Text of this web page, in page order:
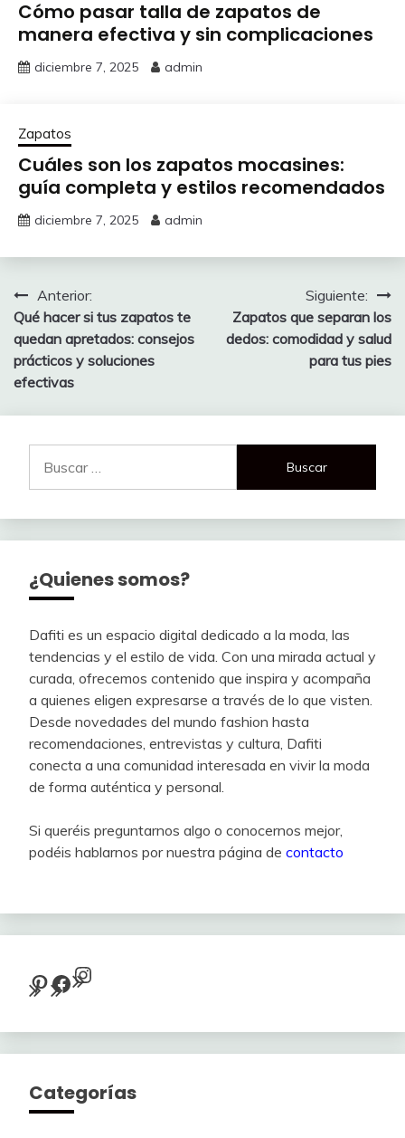
Cómo pasar talla de zapatos de
manera efectiva y sin complicaciones
diciembre 7, 2025 admin
Zapatos
Cuáles son los zapatos mocasines:
guía completa y estilos recomendados
diciembre 7, 2025 admin
Navegación
de
entradas
Anterior:
Qué hacer si tus zapatos te
quedan apretados: consejos
prácticos y soluciones
efectivas
Siguiente:
Zapatos que separan los
dedos: comodidad y salud
para tus pies
¿Quienes somos?
Dafiti es un espacio digital dedicado a la moda, las
tendencias y el estilo de vida. Con una mirada actual y
curada, ofrecemos contenido que inspira y acompaña
a quienes eligen expresarse a través de lo que visten.
Desde novedades del mundo fashion hasta
recomendaciones, entrevistas y cultura, Dafiti
conecta a una comunidad interesada en vivir la moda
de forma auténtica y personal.
Si queréis preguntarnos algo o conocernos mejor,
podéis hablarnos por nuestra página de contacto
Pinterest
Facebook
Instagram
Categorías